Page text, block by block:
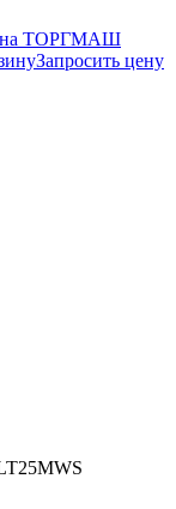
ТОРГМАШ
Запросить цену